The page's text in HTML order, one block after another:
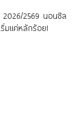
2569 นอนชิล
มแค่หลักร้อย!